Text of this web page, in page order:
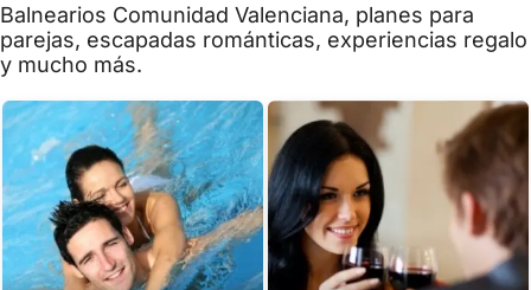
Balnearios Comunidad Valenciana, planes para
parejas, escapadas románticas, experiencias regalo
y mucho más.